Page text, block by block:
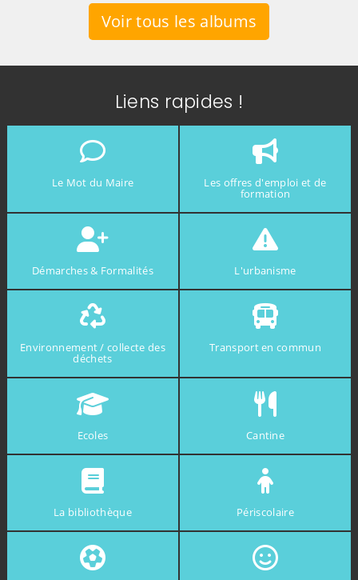
Voir tous les albums
Liens rapides !
Le Mot du Maire Les offres d'emploi et de
formation
Démarches & Formalités L'urbanisme
Environnement / collecte des
déchets
Transport en commun
Ecoles Cantine
La bibliothèque Périscolaire